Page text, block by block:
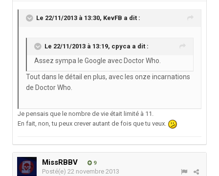
Le 22/11/2013 à 13:30, KevFB a dit :
Le 22/11/2013 à 13:19, cpyca a dit :
Assez sympa le Google avec Doctor Who.
Tout dans le détail en plus, avec les onze incarnations
de Doctor Who.
Je pensais que le nombre de vie était limité à 11.
En fait, non, tu peux crever autant de fois que tu veux.
MissRBBV 9
Posté(e) 22 novembre 2013